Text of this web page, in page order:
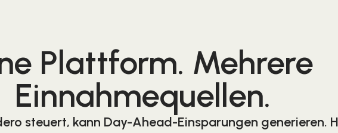
Plattform. Mehrere
Einnahmequellen.
steuert, kann Day-Ahead-Einsparungen generieren.